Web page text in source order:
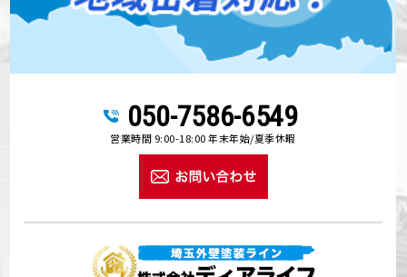
050-7586-6549
営業時間 9:00-18:00 年末年始/夏季休暇